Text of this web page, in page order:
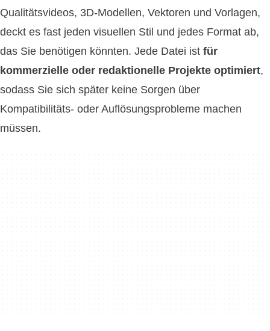
Qualitätsvideos, 3D-Modellen, Vektoren und Vorlagen,
deckt es fast jeden visuellen Stil und jedes Format ab,
das Sie benötigen könnten. Jede Datei ist für
kommerzielle oder redaktionelle Projekte optimiert,
sodass Sie sich später keine Sorgen über
Kompatibilitäts- oder Auflösungsprobleme machen
müssen.